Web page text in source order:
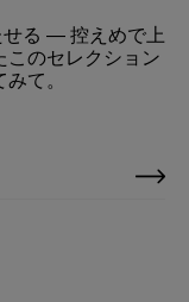
せる ― 控えめで上
このセレクション
て。